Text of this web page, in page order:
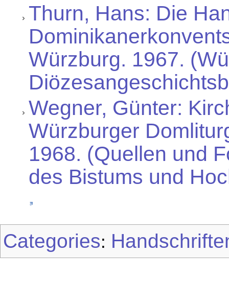
Thurn, Hans: Die
Würzburg. 1967.
Wegner, Günter:
Würzburger
1968. (Quellen und
des Bistums und
Categories: